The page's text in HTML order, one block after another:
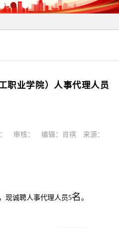
职业学院）人事代理人员
： 审核： 编辑：肖祺 来源：
现诚聘人事代理人员5名 。